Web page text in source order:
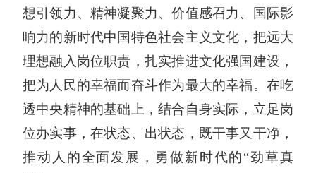
想引领力、精神凝聚力、价值感召力、国际影
响力的新时代中国特色社会主义文化，把远大
理想融入岗位职责，扎实推进文化强国建设，
把为人民的幸福而奋斗作为最大的幸福。在吃
透中央精神的基础上，结合自身实际，立足岗
位办实事，在状态、出状态，既干事又干净，
推动人的全面发展，勇做新时代的“劲草真